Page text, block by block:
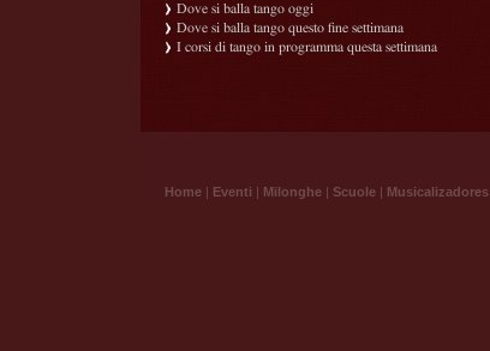
Dove si balla tango oggi
Dove si balla tango questo fine settimana
I corsi di tango in programma questa settimana
Home | Eventi | Milonghe | Scuole | Musicalizadores